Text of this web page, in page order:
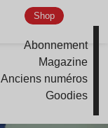
Shop
Abonnement
Magazine
Anciens numéros
Goodies